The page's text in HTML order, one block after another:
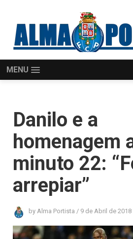
MENU
Danilo e a
homenagem
minuto 22:
arrepiar”
byAlma Portista / 9 de Abril de 2018